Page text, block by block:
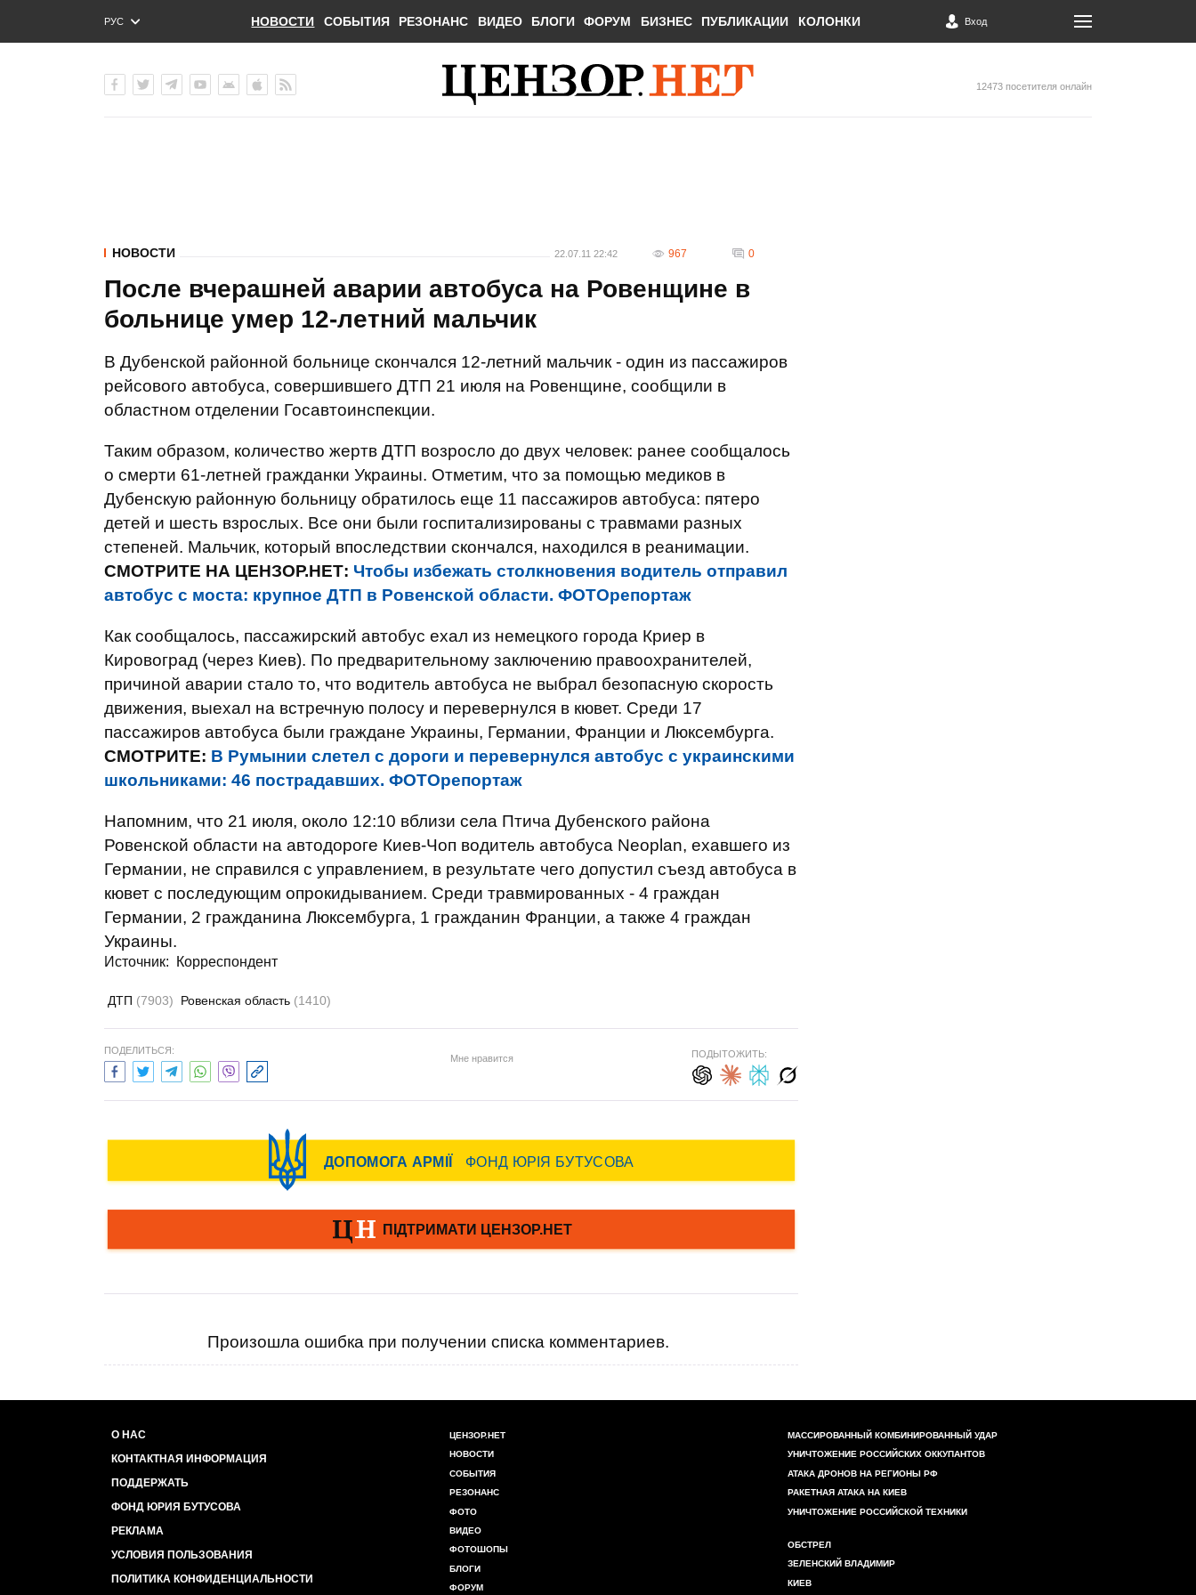
РУС
ENG
НОВОСТИ СОБЫТИЯ РЕЗОНАНС ВИДЕО БЛОГИ ФОРУМ БИЗНЕС ПУБЛИКАЦИИ КОЛОНКИ Вход
12473 посетителя онлайн
НОВОСТИ 22.07.11 22:42 967 0
После вчерашней аварии автобуса на Ровенщине в
больнице умер 12-летний мальчик
В Дубенской районной больнице скончался 12-летний мальчик - один из пассажиров
рейсового автобуса, совершившего ДТП 21 июля на Ровенщине, сообщили в
областном отделении Госавтоинспекции.
Таким образом, количество жертв ДТП возросло до двух человек: ранее сообщалось
о смерти 61-летней гражданки Украины. Отметим, что за помощью медиков в
Дубенскую районную больницу обратилось еще 11 пассажиров автобуса: пятеро
детей и шесть взрослых. Все они были госпитализированы с травмами разных
степеней. Мальчик, который впоследствии скончался, находился в реанимации.
СМОТРИТЕ НА ЦЕНЗОР.НЕТ: Чтобы избежать столкновения водитель отправил
автобус с моста: крупное ДТП в Ровенской области. ФОТОрепортаж
Как сообщалось, пассажирский автобус ехал из немецкого города Криер в
Кировоград (через Киев). По предварительному заключению правоохранителей,
причиной аварии стало то, что водитель автобуса не выбрал безопасную скорость
движения, выехал на встречную полосу и перевернулся в кювет. Среди 17
пассажиров автобуса были граждане Украины, Германии, Франции и Люксембурга.
СМОТРИТЕ: В Румынии слетел с дороги и перевернулся автобус с украинскими
школьниками: 46 пострадавших. ФОТОрепортаж
Напомним, что 21 июля, около 12:10 вблизи села Птича Дубенского района
Ровенской области на автодороге Киев-Чоп водитель автобуса Neoplan, ехавшего из
Германии, не справился с управлением, в результате чего допустил съезд автобуса в
кювет с последующим опрокидыванием. Среди травмированных - 4 граждан
Германии, 2 гражданина Люксембурга, 1 гражданин Франции, а также 4 граждан
Украины.
Источник: Корреспондент
ДТП (7903) Ровенская область (1410)
ПОДЕЛИТЬСЯ:
Мне нравится ПОДЫТОЖИТЬ:
Произошла ошибка при получении списка комментариев.
О НАС
КОНТАКТНАЯ ИНФОРМАЦИЯ
ПОДДЕРЖАТЬ
ФОНД ЮРИЯ БУТУСОВА
РЕКЛАМА
УСЛОВИЯ ПОЛЬЗОВАНИЯ
ПОЛИТИКА КОНФИДЕНЦИАЛЬНОСТИ
ЦЕНЗОР.НЕТ
НОВОСТИ
СОБЫТИЯ
РЕЗОНАНС
ФОТО
ВИДЕО
ФОТОШОПЫ
БЛОГИ
ФОРУМ
МАССИРОВАННЫЙ КОМБИНИРОВАННЫЙ УДАР
УНИЧТОЖЕНИЕ РОССИЙСКИХ ОККУПАНТОВ
АТАКА ДРОНОВ НА РЕГИОНЫ РФ
РАКЕТНАЯ АТАКА НА КИЕВ
УНИЧТОЖЕНИЕ РОССИЙСКОЙ ТЕХНИКИ
ОБСТРЕЛ
ЗЕЛЕНСКИЙ ВЛАДИМИР
КИЕВ